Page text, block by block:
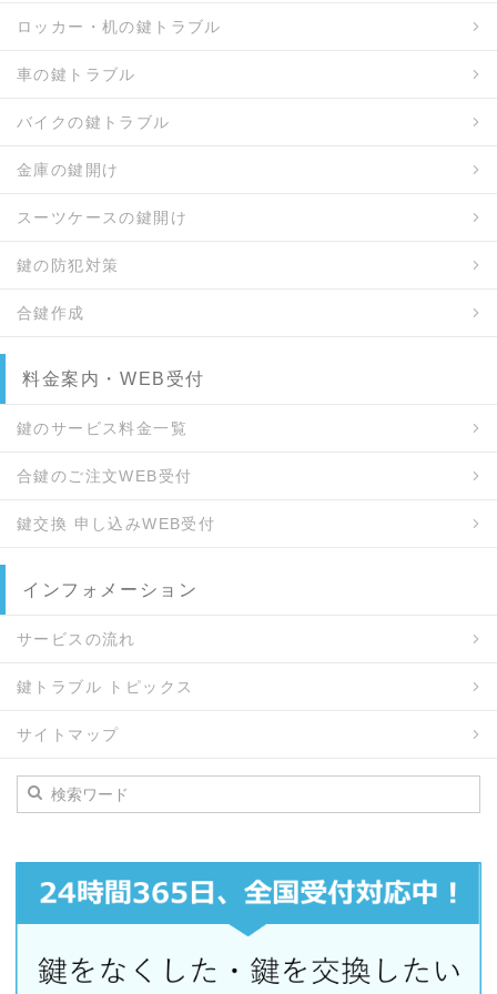
ロッカー・机の鍵トラブル
車の鍵トラブル
バイクの鍵トラブル
金庫の鍵開け
スーツケースの鍵開け
鍵の防犯対策
合鍵作成
料金案内・WEB受付
鍵のサービス料金一覧
合鍵のご注文WEB受付
鍵交換 申し込みWEB受付
インフォメーション
サービスの流れ
鍵トラブル トピックス
サイトマップ